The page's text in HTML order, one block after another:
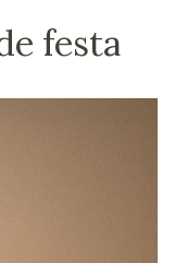
festa